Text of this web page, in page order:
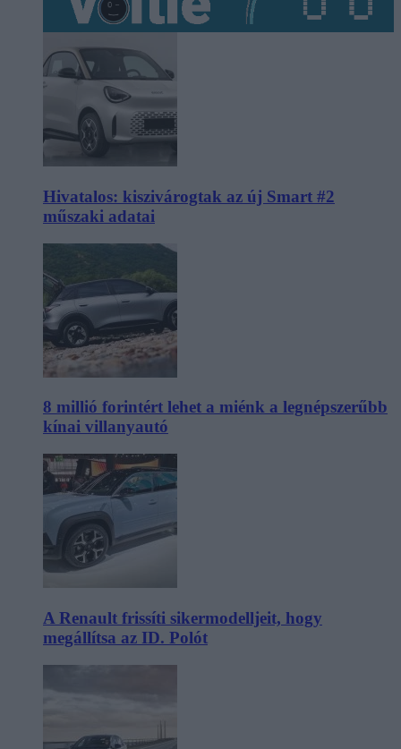
Hivatalos: kiszivárogtak az új Smart #2
műszaki adatai
8 millió forintért lehet a miénk a legnépszerűbb
kínai villanyautó
A Renault frissíti sikermodelljeit, hogy
megállítsa az ID. Polót